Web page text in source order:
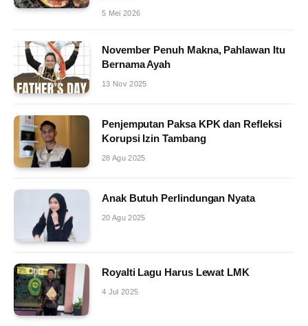
5 Mei 2026
November Penuh Makna, Pahlawan Itu
Bernama Ayah
13 Nov 2025
Penjemputan Paksa KPK dan Refleksi
Korupsi Izin Tambang
28 Agu 2025
Anak Butuh Perlindungan Nyata
20 Agu 2025
Royalti Lagu Harus Lewat LMK
4 Jul 2025